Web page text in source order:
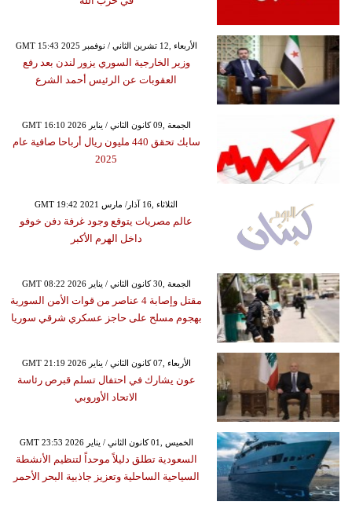
GMT 15:43 2025 الأربعاء ,12 تشرين الثاني / نوفمبر
وزير الخارجية السوري يزور لندن بعد رفع
العقوبات عن الرئيس أحمد الشرع
GMT 16:10 2026 الجمعة ,09 كانون الثاني / يناير
سابك تحقق 440 مليون ريال أرباحا صافية عام
2025
GMT 19:42 2021 الثلاثاء ,16 آذار/ مارس
عالم مصريات يتوقع وجود غرفة دفن خوفو
داخل الهرم الأكبر
GMT 08:22 2026 الجمعة ,30 كانون الثاني / يناير
مقتل وإصابة 4 عناصر من قوات الأمن السورية
بهجوم مسلح على حاجز عسكري شرقي سوريا
GMT 21:19 2026 الأربعاء ,07 كانون الثاني / يناير
عون يشارك في احتفال تسلم قبرص رئاسة
الاتحاد الأوروبي
GMT 23:53 2026 الخميس ,01 كانون الثاني / يناير
السعودية تطلق دليلاً موحداً لتنظيم الأنشطة
السياحية الساحلية وتعزيز جاذبية البحر الأحمر